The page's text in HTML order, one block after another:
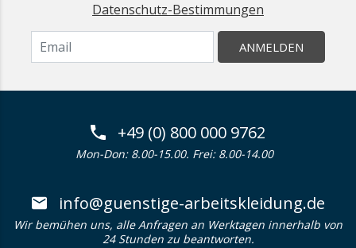
Datenschutz-Bestimmungen
ANMELDEN
+49 (0) 800 000 9762
Mon-Don: 8.00-15.00. Frei: 8.00-14.00
info@guenstige-arbeitskleidung.de
Wir bemühen uns, alle Anfragen an Werktagen innerhalb von
24 Stunden zu beantworten.